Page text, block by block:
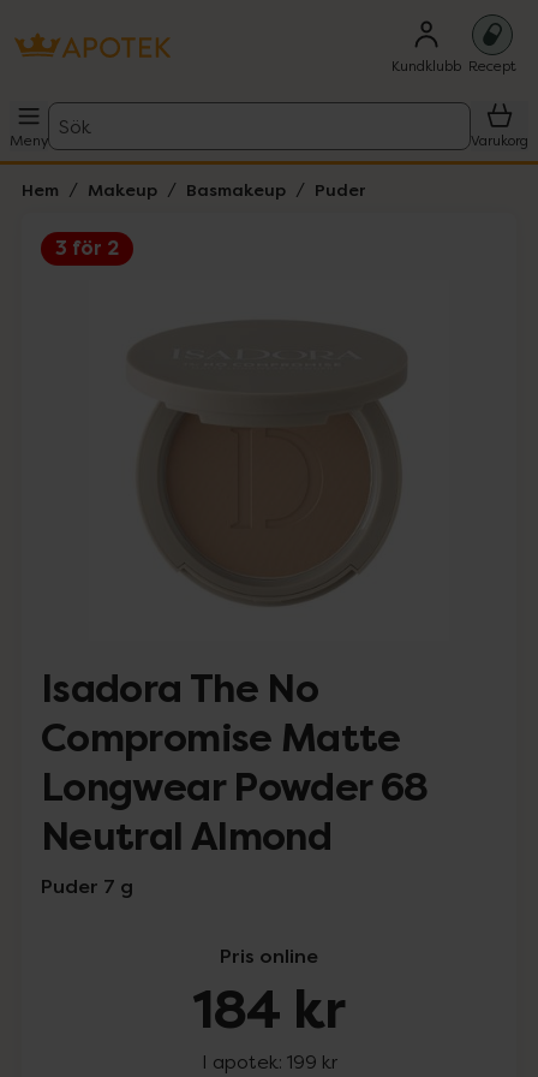
Kundklubb Recept
Meny
Sök
Varukorg
Hem Makeup Basmakeup Puder
3 för 2
Isadora The No
Compromise Matte
Longwear Powder 68
Neutral Almond
Puder 7 g
Pris online
184 kr
I apotek: 199 kr